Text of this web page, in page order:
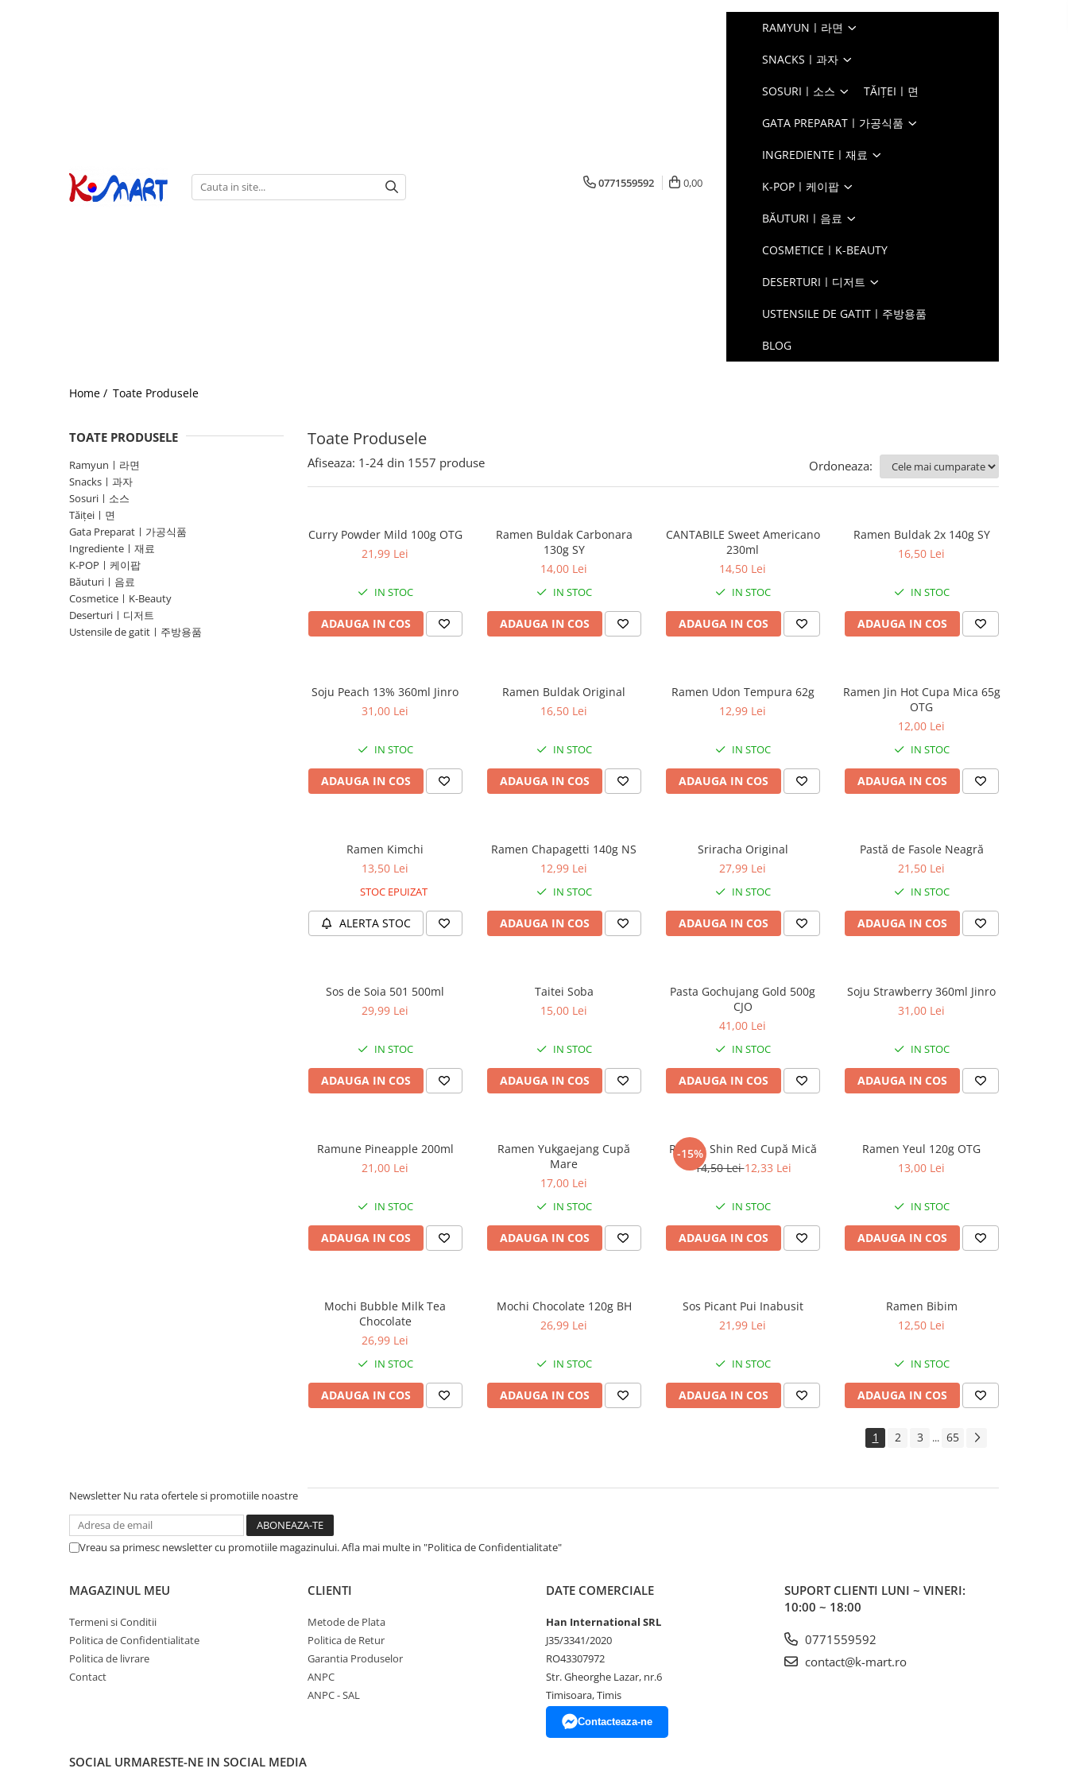
Bază de Supă
0771559592 0,00
RAMYUNㅣ라면
SNACKSㅣ과자
SOSURIㅣ소스 TĂIȚEIㅣ면
GATA PREPARATㅣ가공식품
INGREDIENTEㅣ재료
K-POPㅣ케이팝
BĂUTURIㅣ음료
COSMETICEㅣK-BEAUTY
DESERTURIㅣ디저트
USTENSILE DE GATITㅣ주방용품
BLOG
Home / Toate Produsele
Toate Produsele
TOATE PRODUSELE
Ramyunㅣ라면
Snacksㅣ과자
Sosuriㅣ소스
Tăițeiㅣ면
Gata Preparatㅣ가공식품
Ingredienteㅣ재료
K-POPㅣ케이팝
Băuturiㅣ음료
CosmeticeㅣK-Beauty
Deserturiㅣ디저트
Ustensile de gatitㅣ주방용품
Afiseaza: 1-24 din 1557 produse Ordoneaza:
Curry Powder Mild 100g OTG
21,99 Lei
IN STOC
ADAUGA IN COS
Ramen Buldak Carbonara
130g SY
14,00 Lei
IN STOC
ADAUGA IN COS
CANTABILE Sweet Americano
230ml
14,50 Lei
IN STOC
ADAUGA IN COS
Ramen Buldak 2x 140g SY
16,50 Lei
IN STOC
ADAUGA IN COS
Soju Peach 13% 360ml Jinro
31,00 Lei
IN STOC
ADAUGA IN COS
Ramen Buldak Original
16,50 Lei
IN STOC
ADAUGA IN COS
Ramen Udon Tempura 62g
12,99 Lei
IN STOC
ADAUGA IN COS
Ramen Jin Hot Cupa Mica 65g
OTG
12,00 Lei
IN STOC
ADAUGA IN COS
Ramen Kimchi
13,50 Lei
STOC EPUIZAT
ALERTA STOC
Ramen Chapagetti 140g NS
12,99 Lei
IN STOC
ADAUGA IN COS
Sriracha Original
27,99 Lei
IN STOC
ADAUGA IN COS
Pastă de Fasole Neagră
21,50 Lei
IN STOC
ADAUGA IN COS
Sos de Soia 501 500ml
29,99 Lei
IN STOC
ADAUGA IN COS
Taitei Soba
15,00 Lei
IN STOC
ADAUGA IN COS
Pasta Gochujang Gold 500g
CJO
41,00 Lei
IN STOC
ADAUGA IN COS
Soju Strawberry 360ml Jinro
31,00 Lei
IN STOC
ADAUGA IN COS
Ramune Pineapple 200ml
21,00 Lei
IN STOC
ADAUGA IN COS
Ramen Yukgaejang Cupă
Mare
17,00 Lei
IN STOC
ADAUGA IN COS
-15%
Ramen Shin Red Cupă Mică
14,50 Lei12,33 Lei
IN STOC
ADAUGA IN COS
Ramen Yeul 120g OTG
13,00 Lei
IN STOC
ADAUGA IN COS
Mochi Bubble Milk Tea
Chocolate
26,99 Lei
IN STOC
ADAUGA IN COS
Mochi Chocolate 120g BH
26,99 Lei
IN STOC
ADAUGA IN COS
Sos Picant Pui Inabusit
21,99 Lei
IN STOC
ADAUGA IN COS
Ramen Bibim
12,50 Lei
IN STOC
ADAUGA IN COS
1 2 3 ... 65
Newsletter Nu rata ofertele si promotiile noastre
Vreau sa primesc newsletter cu promotiile magazinului. Afla mai multe in "Politica de Confidentialitate"
MAGAZINUL MEU
Termeni si Conditii
Politica de Confidentialitate
Politica de livrare
Contact
CLIENTI
Metode de Plata
Politica de Retur
Garantia Produselor
ANPC
ANPC - SAL
DATE COMERCIALE
Han International SRL
J35/3341/2020
RO43307972
Str. Gheorghe Lazar, nr.6
Timisoara, Timis
Contacteaza-ne
SUPORT CLIENTI LUNI ~ VINERI:
10:00 ~ 18:00
0771559592
contact@k-mart.ro
SOCIAL URMARESTE-NE IN SOCIAL MEDIA